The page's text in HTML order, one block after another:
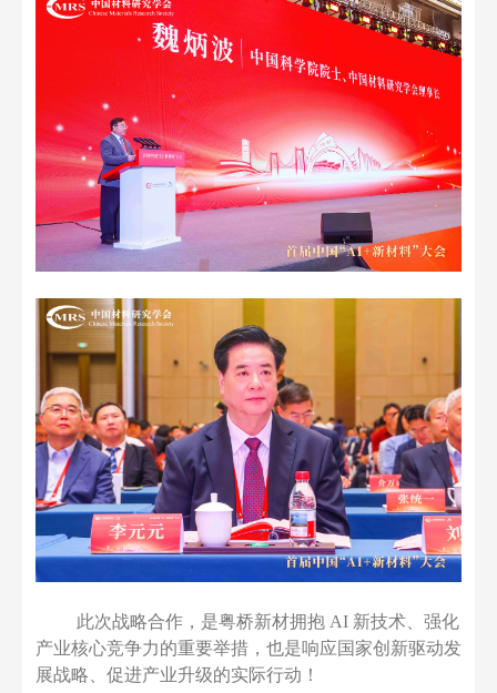
此次战略合作，是粤桥新材拥抱 AI 新技术、强化
产业核心竞争力的重要举措，也是响应国家创新驱动发
展战略、促进产业升级的实际行动！